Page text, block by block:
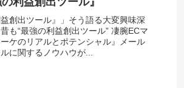
創出ツール』」そう語る大変興味深
も“最強の利益創出ツール” 凄腕ECマ
ケのリアルとポテンシャル』メール
に関するノウハウが...